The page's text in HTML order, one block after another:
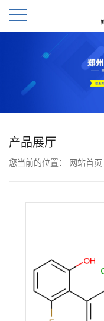
公
产品展厅
您当前的位置： 网站首页